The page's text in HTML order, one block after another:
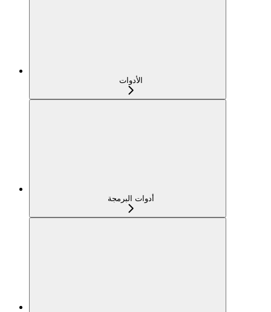
الأدوات
أدوات البرمجة